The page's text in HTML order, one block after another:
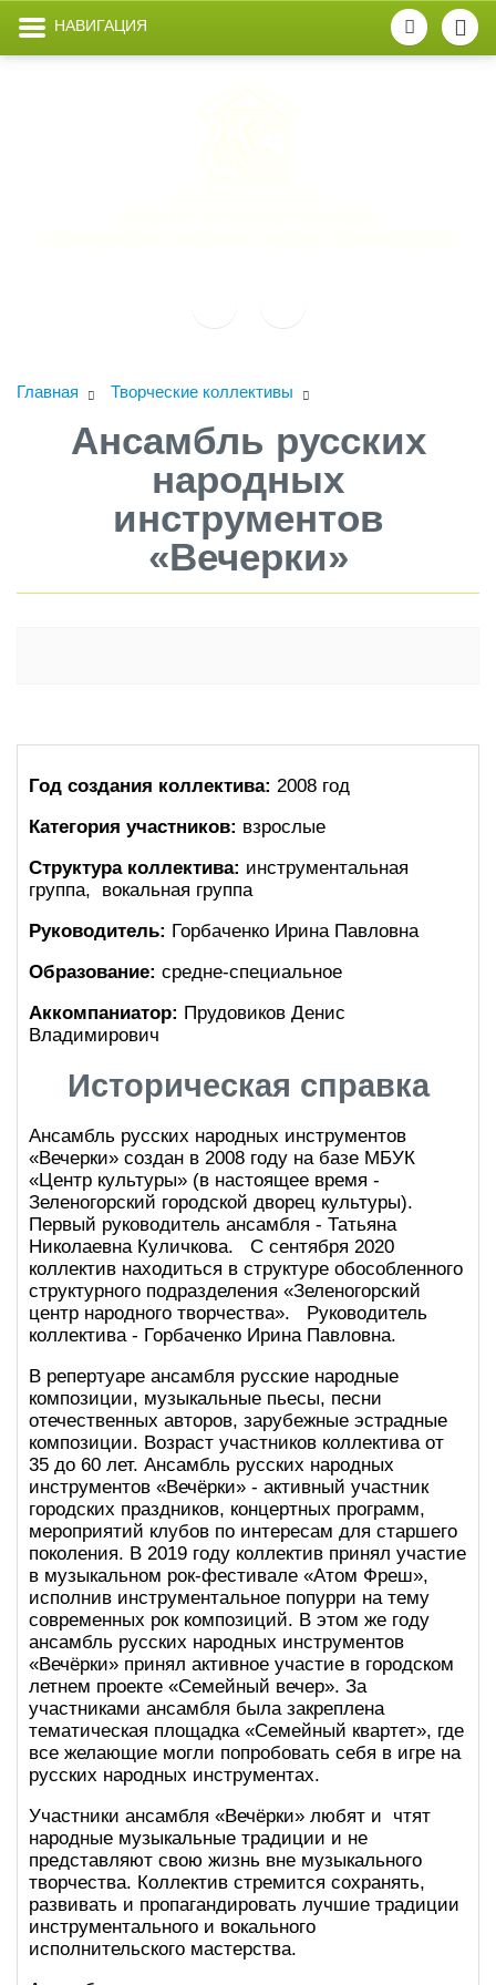
НАВИГАЦИЯ
Главная Творческие коллективы
Ансамбль русских
народных
инструментов
«Вечерки»
Год создания коллектива: 2008 год
Категория участников: взрослые
Структура коллектива: инструментальная
группа, вокальная группа
Руководитель: Горбаченко Ирина Павловна
Образование: средне-специальное
Аккомпаниатор: Прудовиков Денис
Владимирович
Историческая справка
Ансамбль русских народных инструментов
«Вечерки» создан в 2008 году на базе МБУК
«Центр культуры» (в настоящее время -
Зеленогорский городской дворец культуры).
Первый руководитель ансамбля - Татьяна
Николаевна Куличкова. С сентября 2020
коллектив находиться в структуре обособленного
структурного подразделения «Зеленогорский
центр народного творчества». Руководитель
коллектива - Горбаченко Ирина Павловна.
В репертуаре ансамбля русские народные
композиции, музыкальные пьесы, песни
отечественных авторов, зарубежные эстрадные
композиции. Возраст участников коллектива от
35 до 60 лет. Ансамбль русских народных
инструментов «Вечёрки» - активный участник
городских праздников, концертных программ,
мероприятий клубов по интересам для старшего
поколения. В 2019 году коллектив принял участие
в музыкальном рок-фестивале «Атом Фреш»,
исполнив инструментальное попурри на тему
современных рок композиций. В этом же году
ансамбль русских народных инструментов
«Вечёрки» принял активное участие в городском
летнем проекте «Семейный вечер». За
участниками ансамбля была закреплена
тематическая площадка «Семейный квартет», где
все желающие могли попробовать себя в игре на
русских народных инструментах.
Участники ансамбля «Вечёрки» любят и чтят
народные музыкальные традиции и не
представляют свою жизнь вне музыкального
творчества. Коллектив стремится сохранять,
развивать и пропагандировать лучшие традиции
инструментального и вокального
исполнительского мастерства.